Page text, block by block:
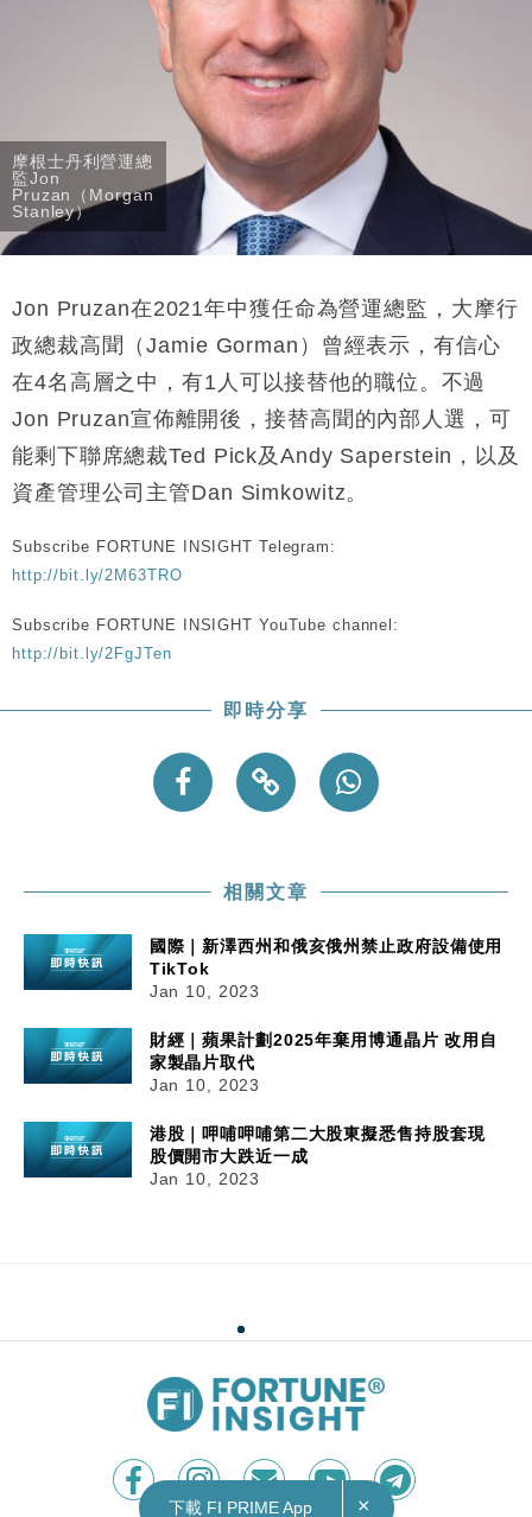
中國｜強颱風「白海豚」殘渦北上 上海取消逾900班
財經｜華僑銀行上半年淨利創新高 中期息增15%至
17:33
財經｜滙豐上調香港今年GDP預測至4.5% 看好貿易
及消費表現
16:47
本地｜假冒內地執法人員要求交「保證金」 43歲女子
損失近6900萬元
摩根士丹利營運總
監Jon
Pruzan（Morgan
Stanley）
Jon Pruzan在2021年中獲任命為營運總監，大摩行
政總裁高聞（Jamie Gorman）曾經表示，有信心
在4名高層之中，有1人可以接替他的職位。不過
Jon Pruzan宣佈離開後，接替高聞的內部人選，可
能剩下聯席總裁Ted Pick及Andy Saperstein，以及
資產管理公司主管Dan Simkowitz。
Subscribe FORTUNE INSIGHT Telegram:
http://bit.ly/2M63TRO
Subscribe FORTUNE INSIGHT YouTube channel:
http://bit.ly/2FgJTen
即時分享
相關文章
國際｜新澤西州和俄亥俄州禁止政府設備使用
TikTok
Jan 10, 2023
財經｜蘋果計劃2025年棄用博通晶片 改用自
家製晶片取代
Jan 10, 2023
港股｜呷哺呷哺第二大股東擬悉售持股套現
股價開市大跌近一成
Jan 10, 2023
下載 FI PRIME App ×